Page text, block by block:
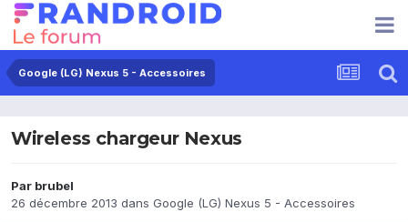
Google (LG) Nexus 5 - Accessoires
Wireless chargeur Nexus
Par brubel
26 décembre 2013 dans Google (LG) Nexus 5 - Accessoires